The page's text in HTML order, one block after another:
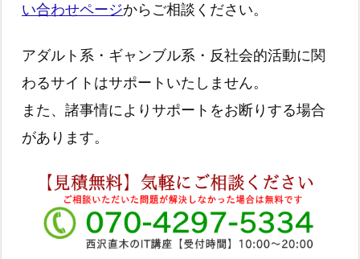
い合わせページからご相談ください。
アダルト系・ギャンブル系・反社会的活動に関
わるサイトはサポートいたしません。
また、諸事情によりサポートをお断りする場合
があります。